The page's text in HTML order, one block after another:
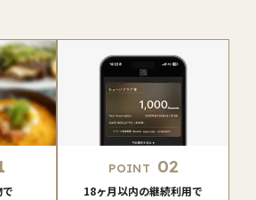
POINT 02
18ヶ月以内の継続利用で